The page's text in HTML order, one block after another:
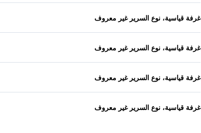
غرفة قياسية، نوع السرير غير معروف
غرفة قياسية، نوع السرير غير معروف
غرفة قياسية، نوع السرير غير معروف
غرفة قياسية، نوع السرير غير معروف